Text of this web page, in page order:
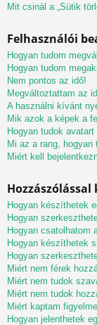
Mit csinál a „Sütik
Felhasználói
Hogyan tudom
Hogyan tudom
Nem pontos az idő!
Megváltoztattam az
A használni kívánt
Mik azok a képek a
Hogyan tudok
Mi az a rang,
Miért kell
Hogyan készíthetek
Hogyan
Hogyan csatolhatom
Hogyan készíthetek
Hogyan
Miért nem férek
Miért nem tudok
Miért nem tudok
Miért kaptam
Hogyan jelenthetek